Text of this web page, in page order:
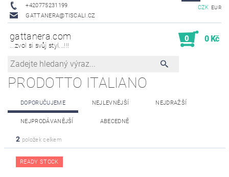
+420775231199
GATTANERA@TISCALI.CZ
CZK EUR
gattanera.com
...zvol si svůj styl...!!!
0 0 Kč
PRODOTTO ITALIANO
DOPORUČUJEME NEJLEVNĚJŠÍ NEJDRAŽŠÍ
NEJPRODÁVANĚJŠÍ ABECEDNĚ
2 položek celkem
READY STOCK